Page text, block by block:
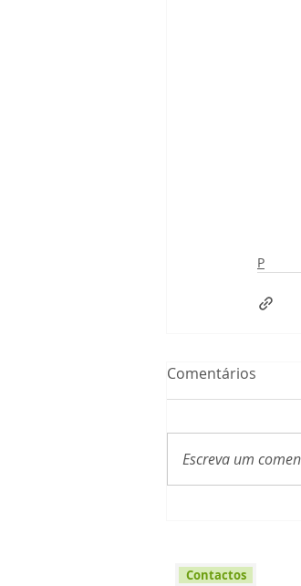
P
Comentários
Escreva um
Contactos